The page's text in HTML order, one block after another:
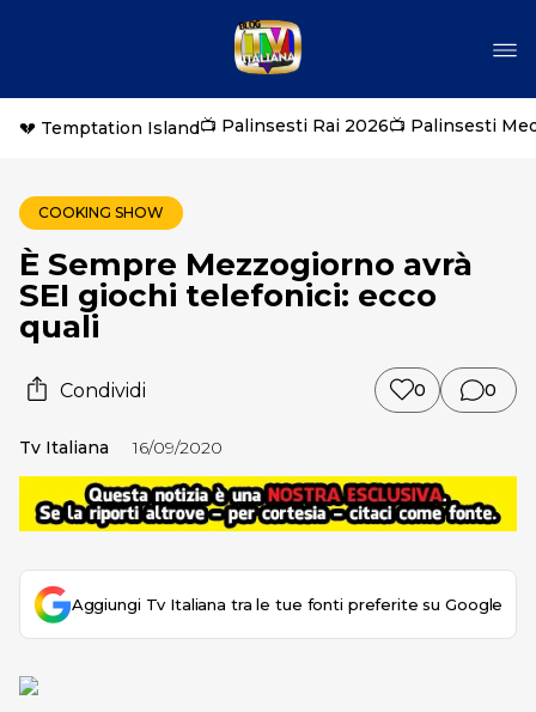
💔 Temptation Island📺 Palinsesti Rai 2026📺 Palinsesti
COOKING SHOW
È Sempre Mezzogiorno avrà
SEI giochi telefonici: ecco
quali
Condividi 0 0
Tv Italiana 16/09/2020
Aggiungi Tv Italiana tra le tue fonti preferite su Google